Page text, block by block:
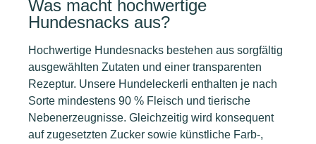
Was macht hochwertige
Hundesnacks aus?
Hochwertige Hundesnacks bestehen aus sorgfältig
ausgewählten Zutaten und einer transparenten
Rezeptur. Unsere Hundeleckerli enthalten je nach
Sorte mindestens 90 % Fleisch und tierische
Nebenerzeugnisse. Gleichzeitig wird konsequent
auf zugesetzten Zucker sowie künstliche Farb-,